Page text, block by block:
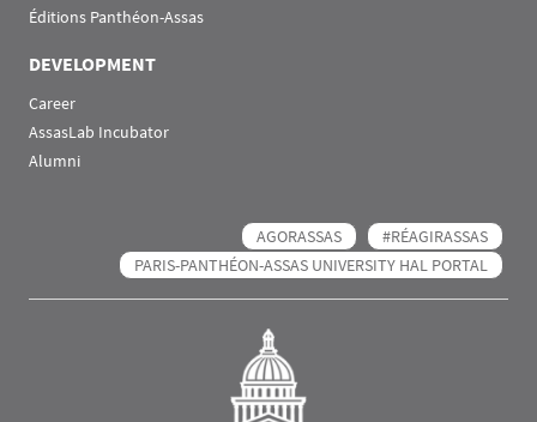
Éditions Panthéon-Assas
DEVELOPMENT
Career
AssasLab Incubator
Alumni
AGORASSAS
#RÉAGIRASSAS
PARIS-PANTHÉON-ASSAS UNIVERSITY HAL PORTAL